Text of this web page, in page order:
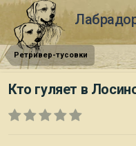
Ретривер-тусовки
Кто гуляет в